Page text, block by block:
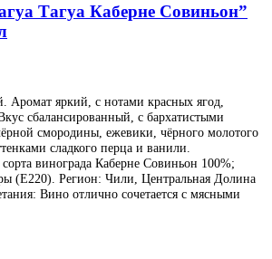
Тагуа Каберне Совиньон”
Аромат яркий, с нотами красных ягод,
сбалансированный, с бархатистыми
смородины, ежевики, чёрного молотого
сладкого перца и ванили.
винограда Каберне Совиньон 100%;
(Е220). Регион: Чили, Центральная Долина
Вино отлично сочетается с мясными